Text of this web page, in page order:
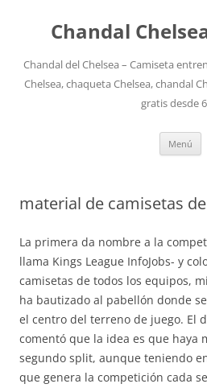
Chandal
Chandal del Chelsea – Camiseta
Chelsea, chaqueta Chelsea, chandal
gratis desde
Menú
material de camisetas
La primera da nombre a la
llama Kings League InfoJobs- y
camisetas de todos los equipos,
ha bautizado al pabellón donde
el centro del terreno de juego. El
comentó que la idea es que haya
segundo split, aunque teniendo
que genera la competición cada